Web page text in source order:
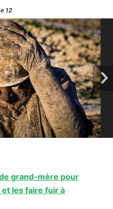
12
grand-mère pour
les faire fuir à